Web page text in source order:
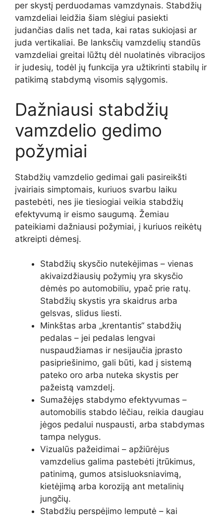
per skystį perduodamas vamzdynais. Stabdžių
vamzdeliai leidžia šiam slėgiui pasiekti
judančias dalis net tada, kai ratas sukiojasi ar
juda vertikaliai. Be lanksčių vamzdelių standūs
vamzdeliai greitai lūžtų dėl nuolatinės vibracijos
ir judesių, todėl jų funkcija yra užtikrinti stabilų ir
patikimą stabdymą visomis sąlygomis.
Dažniausi stabdžių
vamzdelio gedimo
požymiai
Stabdžių vamzdelio gedimai gali pasireikšti
įvairiais simptomais, kuriuos svarbu laiku
pastebėti, nes jie tiesiogiai veikia stabdžių
efektyvumą ir eismo saugumą. Žemiau
pateikiami dažniausi požymiai, į kuriuos reikėtų
atkreipti dėmesį.
Stabdžių skysčio nutekėjimas – vienas
akivaizdžiausių požymių yra skysčio
dėmės po automobiliu, ypač prie ratų.
Stabdžių skystis yra skaidrus arba
gelsvas, slidus liesti.
Minkštas arba „krentantis“ stabdžių
pedalas – jei pedalas lengvai
nuspaudžiamas ir nesijaučia įprasto
pasipriešinimo, gali būti, kad į sistemą
pateko oro arba nuteka skystis per
pažeistą vamzdelį.
Sumažėjęs stabdymo efektyvumas –
automobilis stabdo lėčiau, reikia daugiau
jėgos pedalui nuspausti, arba stabdymas
tampa nelygus.
Vizualūs pažeidimai – apžiūrėjus
vamzdelius galima pastebėti įtrūkimus,
patinimą, gumos atsisluoksniavimą,
kietėjimą arba koroziją ant metalinių
jungčių.
Stabdžių perspėjimo lemputė – kai